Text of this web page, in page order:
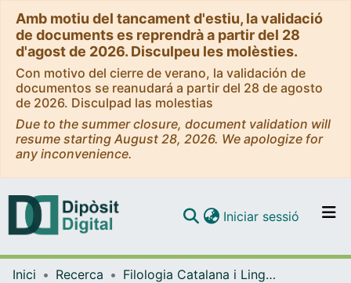
Amb motiu del tancament d'estiu, la validació
de documents es reprendrà a partir del 28
d'agost de 2026. Disculpeu les molèsties.
Con motivo del cierre de verano, la validación de
documentos se reanudará a partir del 28 de agosto
de 2026. Disculpad las molestias
Due to the summer closure, document validation will
resume starting August 28, 2026. We apologize for
any inconvenience.
Navega per tot el DD
Iniciar sessió (current)
Inici Recerca
Filologia Catalana i Lingüística General